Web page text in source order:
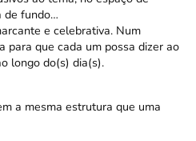
de fundo…
e celebrativa. Num
para que cada um possa dizer ao
longo do(s) dia(s).
a mesma estrutura que uma